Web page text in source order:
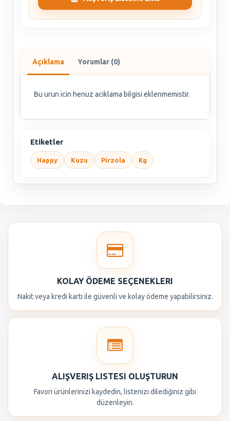
Açıklama Yorumlar (0)
Bu urun icin henuz aciklama bilgisi eklenmemistir.
Etiketler
Happy Kuzu Pirzola Kg
KOLAY ÖDEME SEÇENEKLERI
Nakit veya kredi kartı ile güvenli ve kolay ödeme yapabilirsiniz.
ALIŞVERIŞ LISTESI OLUŞTURUN
Favori ürünlerinizi kaydedin, listenizi dilediğiniz gibi
düzenleyin.